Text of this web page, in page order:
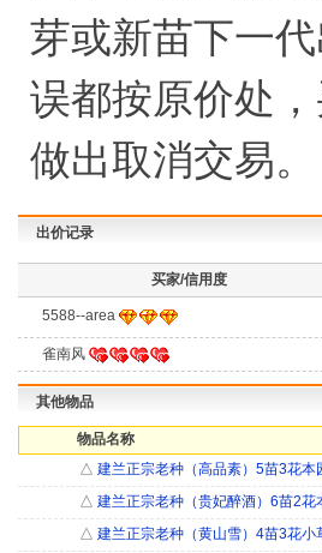
芽或新苗下一
误都按原价处
做出取消交易。
出价记录
买家/信用度
5588--area
雀南风
其他物品
物品名称
△ 建兰正宗老种（高品素）5苗3花本
△ 建兰正宗老种（贵妃醉酒）6苗2花
△ 建兰正宗老种（黄山雪）4苗3花小